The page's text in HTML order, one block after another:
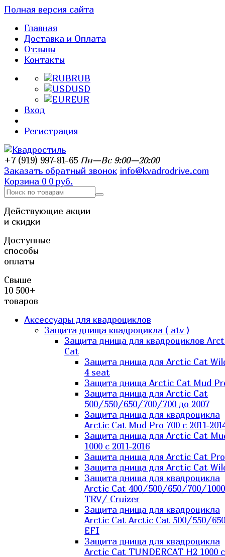
Полная версия сайта
Главная
Доставка и Оплата
Отзывы
Контакты
RUB
USD
EUR
Вход
Регистрация
+7 (919) 997-81-65 Пн—Вс 9:00—20:00
Заказать обратный звонок info@kvadrodrive.com
Корзина 0 0 руб.
Действующие акции
и скидки
Доступные
способы
оплаты
Свыше
10 500+
товаров
Аксессуары для квадроциклов
Защита днища квадроцикла ( atv )
Защита днища для квадроциклов
Cat
Защита днища для Arctic Cat
4 seat
Защита днища Arctic Cat Mud
Защита днища для Arctic Cat
500/550/650/700/700 до 2007
Защита днища для квадроцикла
Arctic Cat Mud Pro 700 с 2011-
Защита днища для Arctic Cat
1000 c 2011-2016
Защита днища для Arctic Cat
Защита днища для Arctic Cat
Защита днища для квадроцикла
Arctic Cat 400/500/650/700/1000
TRV/ Cruizer
Защита днища для квадроцикла
Arctic Cat Arctic Cat 500/550/
EFI
Защита днища для квадроцикла
Arctic Cat TUNDERCAT H2 1000 c